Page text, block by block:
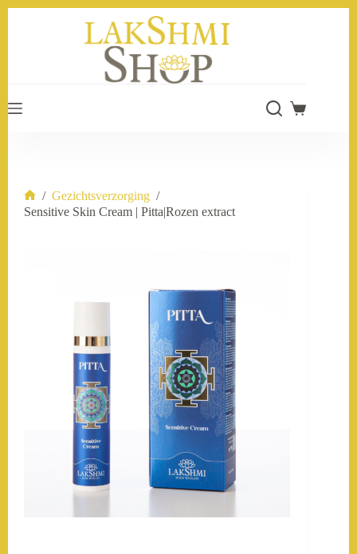
Home
/ Gezichtsverzorging /
Sensitive Skin Cream | Pitta|Rozen extract